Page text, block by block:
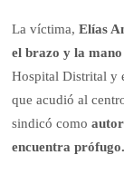
La víctima,Elías
el brazo y la
Hospital Distrital y
que acudió al
sindicó como
encuentra prófugo.